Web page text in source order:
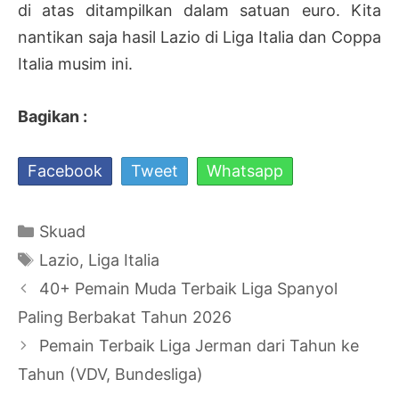
di atas ditampilkan dalam satuan euro. Kita
nantikan saja hasil Lazio di Liga Italia dan Coppa
Italia musim ini.
Bagikan :
Facebook Tweet Whatsapp
Kategori
Skuad
Tag
Lazio, Liga Italia
Navigasi
Tulisan
40+ Pemain Muda Terbaik Liga Spanyol
Paling Berbakat Tahun 2026
Pemain Terbaik Liga Jerman dari Tahun ke
Tahun (VDV, Bundesliga)